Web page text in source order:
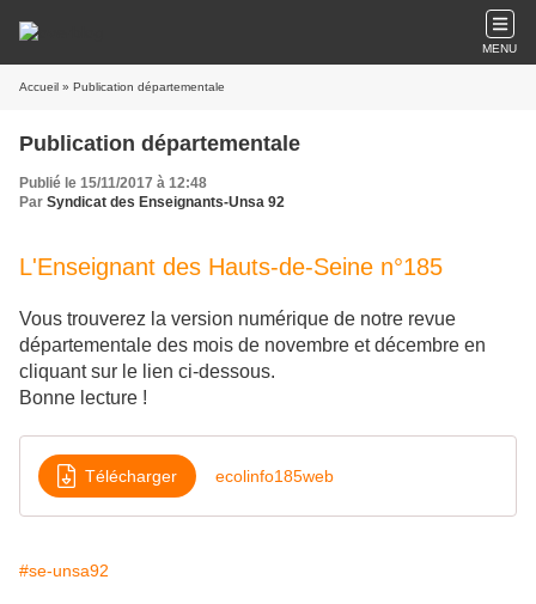
MENU
Accueil » Publication départementale
Publication départementale
Publié le 15/11/2017 à 12:48
Par Syndicat des Enseignants-Unsa 92
L'Enseignant des Hauts-de-Seine n°185
Vous trouverez la version numérique de notre revue
départementale des mois de novembre et décembre en
cliquant sur le lien ci-dessous.
Bonne lecture !
Télécharger ecolinfo185web
#se-unsa92